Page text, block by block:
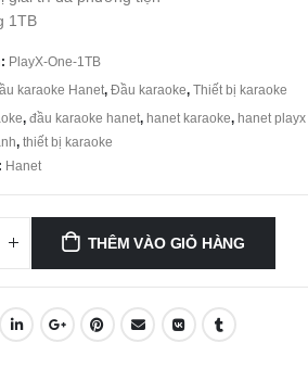
1TB
PlayX-One-1TB
karaoke Hanet, Đầu karaoke, Thiết bị karaoke
, đầu karaoke hanet, hanet karaoke, hanet
, thiết bị karaoke
Hanet
THÊM VÀO GIỎ HÀNG